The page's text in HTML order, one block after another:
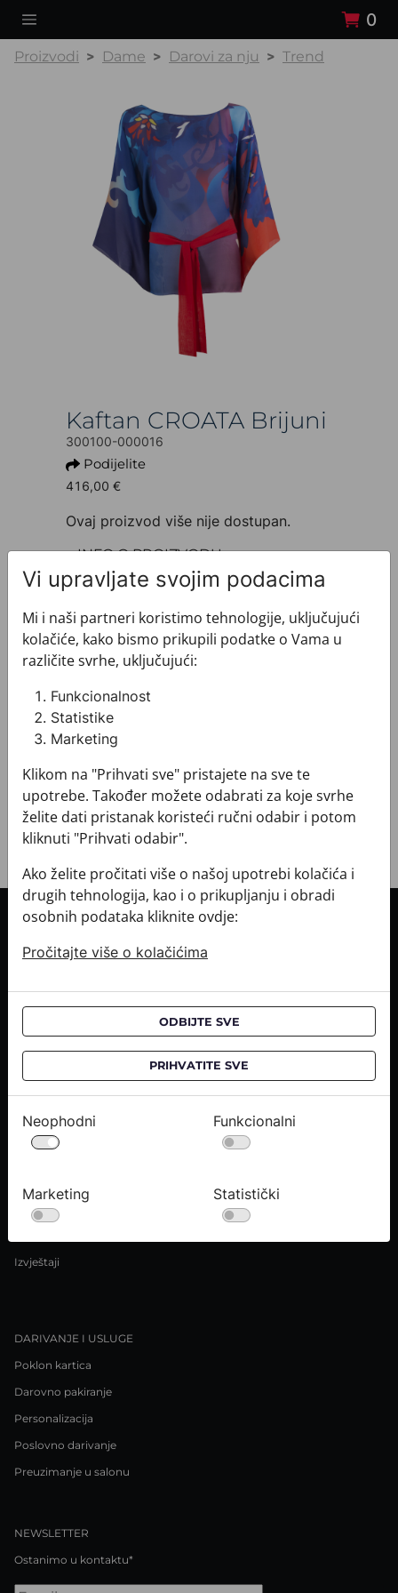
0
Proizvodi Dame Darovi za nju Trend
Kaftan CROATA Brijuni
300100-000016
Podijelite
416,00 €
Ovaj proizvod više nije dostupan.
+ INFO O PROIZVODU
Dezen: Tematski
Model: Kratki
Motiv: Glagoljica
Boja: Plava
Proizvod: Kaftan
Brand: CROATA
Sirovinski sastav : Svila 100%
+ MATERIJAL I ODRŽAVANJE
+ DOSTAVA
+ POVRATI I ZAMJENE
INFORMACIJE O KUPNJI
Informacije o dostavi
CROATA saloni
O NAMA
Kontaktirajte nas
Karijere
Uvjeti kupnje
Izvještaji
DARIVANJE I USLUGE
Poklon kartica
Darovno pakiranje
Personalizacija
Poslovno darivanje
Preuzimanje u salonu
NEWSLETTER
Ostanimo u kontaktu*
Vi upravljate svojim podacima
Mi i naši partneri koristimo tehnologije, uključujući
kolačiće, kako bismo prikupili podatke o Vama u
različite svrhe, uključujući:
Funkcionalnost
Statistike
Marketing
Klikom na "Prihvati sve" pristajete na sve te
upotrebe. Također možete odabrati za koje svrhe
želite dati pristanak koristeći ručni odabir i potom
kliknuti "Prihvati odabir".
Ako želite pročitati više o našoj upotrebi kolačića i
drugih tehnologija, kao i o prikupljanju i obradi
osobnih podataka kliknite ovdje:
Pročitajte više o kolačićima
ODBIJTE SVE
PRIHVATITE SVE
Neophodni Funkcionalni
Marketing Statistički